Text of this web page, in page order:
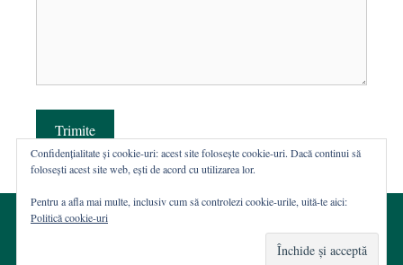
Trimite
Confidențialitate și cookie-uri: acest site folosește cookie-uri. Dacă continui să
folosești acest site web, ești de acord cu utilizarea lor.
Pentru a afla mai multe, inclusiv cum să controlezi cookie-urile, uită-te aici:
Politică cookie-uri